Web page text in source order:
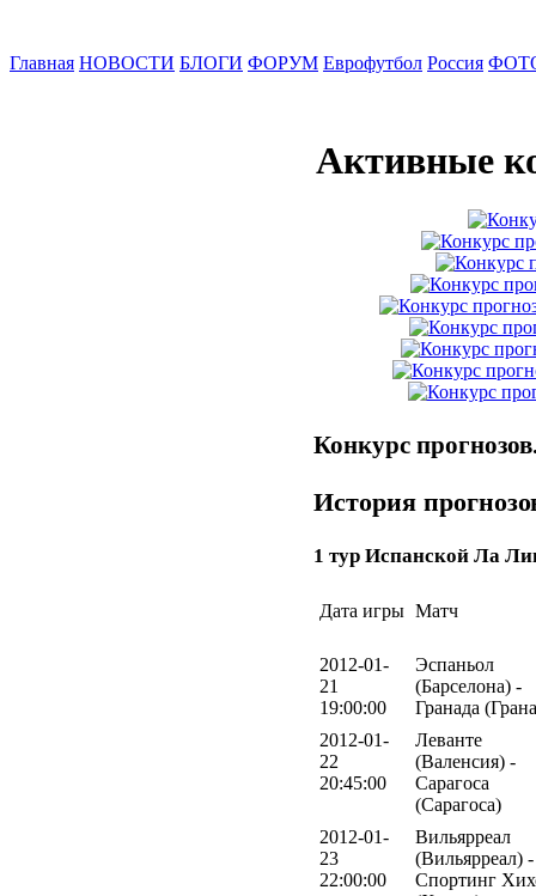
Главная НОВОСТИ БЛОГИ ФОРУМ Еврофутбол Россия
Активные
Конкурс
История
1 тур Испанской Ла
Дата игры Матч
2012-01-
21
19:00:00
Эспаньол
(Барселона) -
Гранада
2012-01-
22
20:45:00
Леванте
(Валенсия) -
Сарагоса
(Сарагоса)
2012-01-
23
22:00:00
Вильярреал
(Вильярреал) -
Спортинг